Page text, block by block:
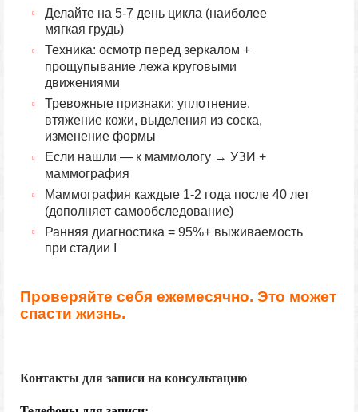
Делайте на 5-7 день цикла (наиболее
мягкая грудь)
Техника: осмотр перед зеркалом +
прощупывание лежа круговыми
движениями
Тревожные признаки: уплотнение,
втяжение кожи, выделения из соска,
изменение формы
Если нашли — к маммологу → УЗИ +
маммография
Маммография каждые 1-2 года после 40 лет
(дополняет самообследование)
Ранняя диагностика = 95%+ выживаемость
при стадии I
Проверяйте себя ежемесячно. Это может
спасти жизнь.
Контакты для записи на консультацию